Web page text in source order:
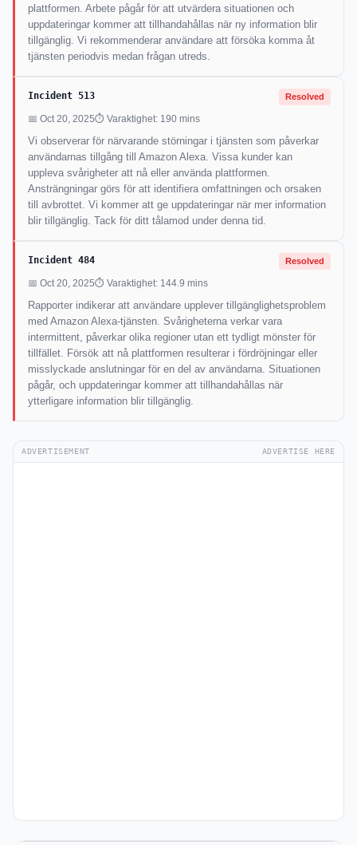
plattformen. Arbete pågår för att utvärdera situationen och
uppdateringar kommer att tillhandahållas när ny information blir
tillgänglig. Vi rekommenderar användare att försöka komma åt
tjänsten periodvis medan frågan utreds.
Incident 513 Resolved
📅 Oct 20, 2025⏱ Varaktighet: 190 mins
Vi observerar för närvarande störningar i tjänsten som påverkar
användarnas tillgång till Amazon Alexa. Vissa kunder kan
uppleva svårigheter att nå eller använda plattformen.
Ansträngningar görs för att identifiera omfattningen och orsaken
till avbrottet. Vi kommer att ge uppdateringar när mer information
blir tillgänglig. Tack för ditt tålamod under denna tid.
Incident 484 Resolved
📅 Oct 20, 2025⏱ Varaktighet: 144.9 mins
Rapporter indikerar att användare upplever tillgänglighetsproblem
med Amazon Alexa-tjänsten. Svårigheterna verkar vara
intermittent, påverkar olika regioner utan ett tydligt mönster för
tillfället. Försök att nå plattformen resulterar i fördröjningar eller
misslyckade anslutningar för en del av användarna. Situationen
pågår, och uppdateringar kommer att tillhandahållas när
ytterligare information blir tillgänglig.
ADVERTISEMENT ADVERTISE HERE